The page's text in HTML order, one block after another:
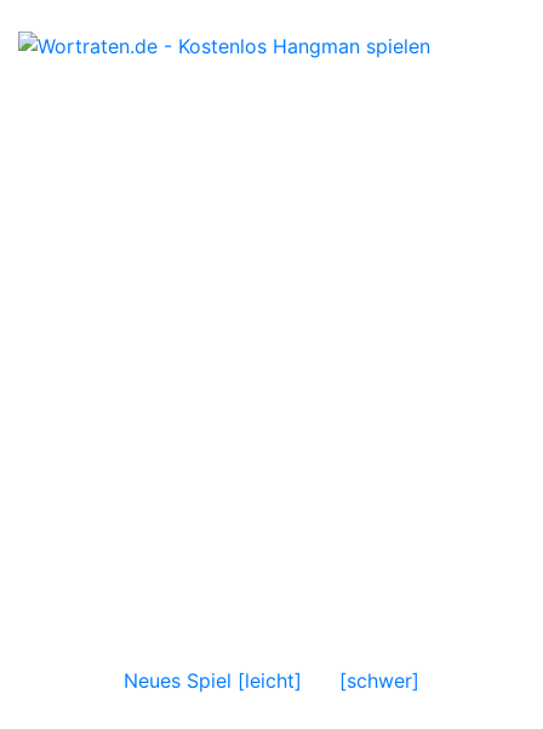
Neues Spiel [leicht] [schwer]